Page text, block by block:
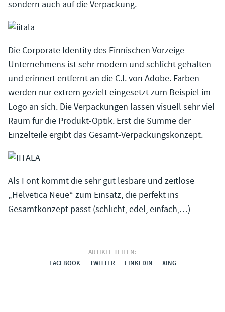
sondern auch auf die Verpackung.
Die Corporate Identity des Finnischen Vorzeige-
Unternehmens ist sehr modern und schlicht gehalten
und erinnert entfernt an die C.I. von Adobe. Farben
werden nur extrem gezielt eingesetzt zum Beispiel im
Logo an sich. Die Verpackungen lassen visuell sehr viel
Raum für die Produkt-Optik. Erst die Summe der
Einzelteile ergibt das Gesamt-Verpackungskonzept.
Als Font kommt die sehr gut lesbare und zeitlose
„Helvetica Neue“ zum Einsatz, die perfekt ins
Gesamtkonzept passt (schlicht, edel, einfach,…)
ARTIKEL TEILEN:
FACEBOOK
TWITTER LINKEDIN XING